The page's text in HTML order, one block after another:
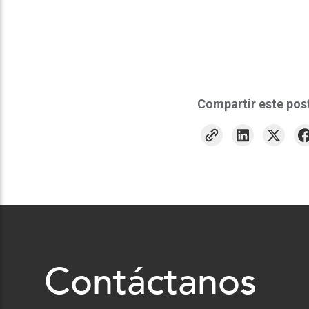
Compartir este
Contáctanos